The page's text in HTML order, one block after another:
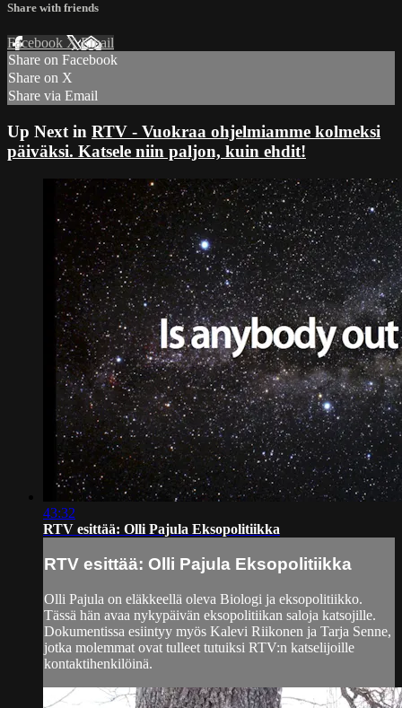
Share with friends
Facebook XEmail
Share on Facebook
Share on X
Share via Email
Up Next in RTV - Vuokraa ohjelmiamme kolmeksi
päiväksi. Katsele niin paljon, kuin ehdit!
43:32
RTV esittää: Olli Pajula Eksopolitiikka
RTV esittää: Olli Pajula Eksopolitiikka
Olli Pajula on eläkkeellä oleva Biologi ja eksopolitiikko.
Tässä hän avaa nykypäivän eksopolitiikan saloja katsojille.
Dokumentissa esiintyy myös Kalevi Riikonen ja Tarja Senne,
jotka molemmat ovat tulleet tutuiksi RTV:n katselijoille
kontaktihenkilöinä.